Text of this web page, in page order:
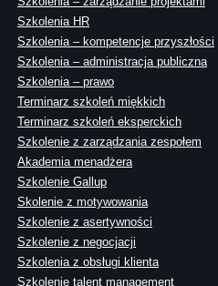
Szkolenia HR
Szkolenia – kompetencje przyszłości
Szkolenia – administracja publiczna
Szkolenia – prawo
Terminarz szkoleń miękkich
Terminarz szkoleń eksperckich
Szkolenie z zarządzania zespołem
Akademia menadżera
Szkolenie Gallup
Skolenie z motywowania
Szkolenie z asertywności
Szkolenie z negocjacji
Szkolenia z obsługi klienta
Szkolenie talent management